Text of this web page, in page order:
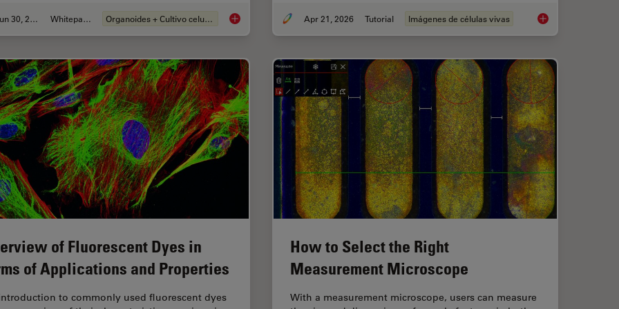
Jun 30, 2026 Whitepaper Organoides + Cultivo celular 3D What’s the Best Organoid Imaging Approach for Early Drug Discovery?
Apr 21, 2026 Tutorial Imágenes de células vivas Ratiometric Imaging
of Fluorescent Dyes in
of Applications and Properties
to commonly used fluorescent dyes
How to Select the Right
Measurement Microscope
With a measurement microscope, users can measure